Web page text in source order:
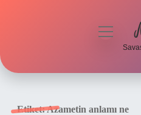
menüyü
Etiket:Azametin anlamı ne